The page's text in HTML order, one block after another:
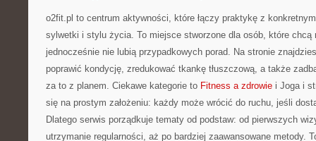
o2fit.pl to centrum aktywności, które łączy praktykę z
sylwetki i stylu życia. To miejsce stworzone dla osób, które chcą
jednocześnie nie lubią przypadkowych porad. Na stronie
poprawić kondycję, zredukować tkankę tłuszczową, a także
za to z planem. Ciekawe kategorie to Fitness a zdrowie i Joga i
się na prostym założeniu: każdy może wrócić do ruchu, jeśli
Dlatego serwis porządkuje tematy od podstaw: od pierwszych
utrzymanie regularności, aż po bardziej zaawansowane metody.